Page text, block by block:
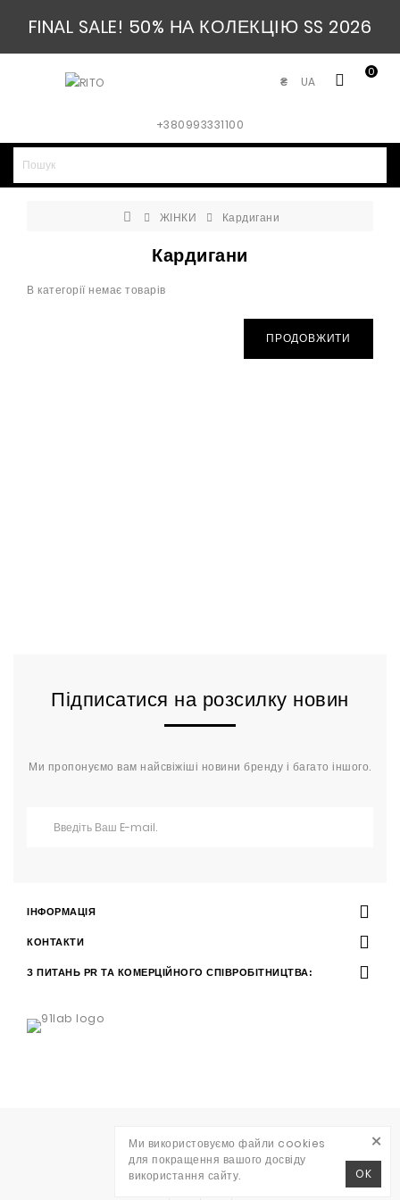
FINAL SALE! 50% НА КОЛЕКЦІЮ SS 2026
0
UA
₴
+380993331100
ЖІНКИ Кардигани
Кардигани
В категорії немає товарів
ПРОДОВЖИТИ
Підписатися на розсилку новин
Ми пропонуємо вам найсвіжіші новини бренду і багато іншого.
ІНФОРМАЦІЯ
КОНТАКТИ
З ПИТАНЬ PR ТА КОМЕРЦІЙНОГО СПІВРОБІТНИЦТВА:
РозробкаWAVE AGENCY
RITO © 2026
Ми використовуємо файли cookies
для покращення вашого досвіду
використання сайту.
OK
×